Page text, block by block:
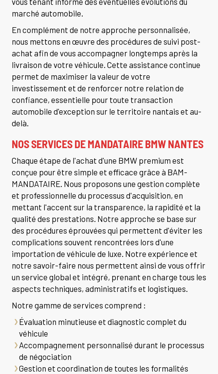
marché automobile.
En complément de notre approche personnalisée,
nous mettons en œuvre des procédures de suivi post-
achat afin de vous accompagner longtemps après la
livraison de votre véhicule. Cette assistance continue
permet de maximiser la valeur de votre
investissement et de renforcer notre relation de
confiance, essentielle pour toute transaction
automobile d'exception sur le territoire nantais et au-
delà.
NOS SERVICES DEMANDATAIRE BMW NANTES
Chaque étape de l'achat d'une BMW premium est
conçue pour être simple et efficace grâce à BAM-
MANDATAIRE. Nous proposons une gestion complète
et professionnelle du processus d'acquisition, en
mettant l'accent sur la transparence, la rapidité et la
qualité des prestations. Notre approche se base sur
des procédures éprouvées qui permettent d'éviter les
complications souvent rencontrées lors d'une
importation de véhicule de luxe. Notre expérience et
notre savoir-faire nous permettent ainsi de vous offrir
un service global et intégré, prenant en charge tous les
aspects techniques, administratifs et logistiques.
Notre gamme de services comprend :
Évaluation minutieuse et diagnostic complet du
véhicule
Accompagnement personnalisé durant le processus
de négociation
Gestion et coordination de toutes les formalités